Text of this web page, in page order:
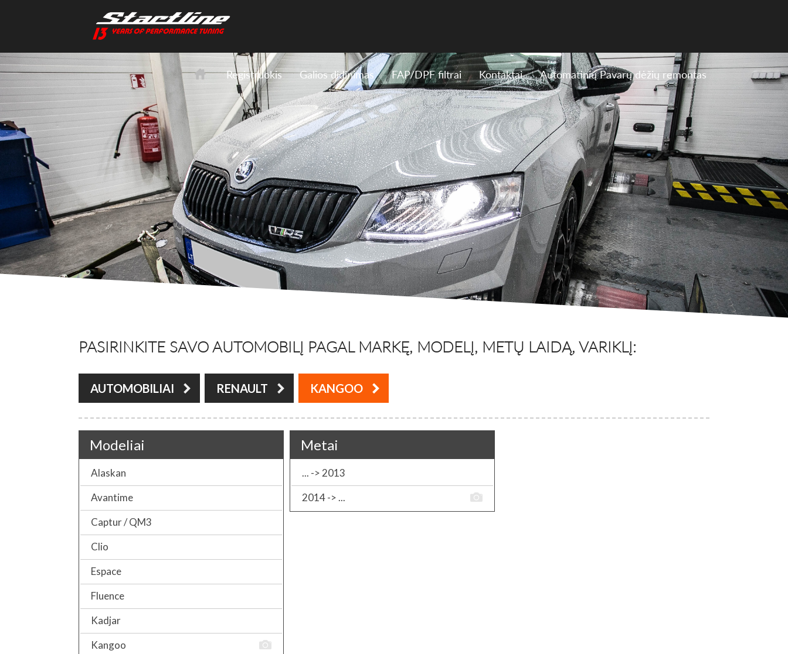
Registruokis Galios didinimas FAP/DPF filtrai Kontaktai Automatinių Pavarų dėžių remontas
PASIRINKITE SAVO AUTOMOBILĮ PAGAL MARKĘ, MODELĮ, METŲ LAIDĄ, VARIKLĮ:
AUTOMOBILIAI RENAULT KANGOO
Modeliai
Alaskan
Avantime
Captur / QM3
Clio
Espace
Fluence
Kadjar
Kangoo
Metai
... -> 2013
2014 -> ...